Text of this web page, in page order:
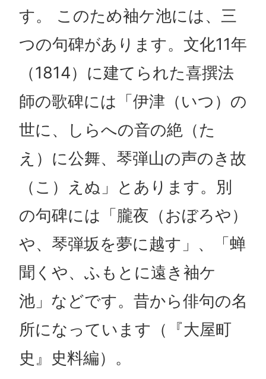
す。 このため袖ケ池には、三
つの句碑があります。文化11年
（1814）に建てられた喜撰法
師の歌碑には「伊津（いつ）の
世に、しらへの音の絶（た
え）に公舞、琴弾山の声のき故
（こ）えぬ」とあります。別
の句碑には「朧夜（おぼろや）
や、琴弾坂を夢に越す」、「蝉
聞くや、ふもとに遠き袖ケ
池」などです。昔から俳句の名
所になっています（『大屋町
史』史料編）。